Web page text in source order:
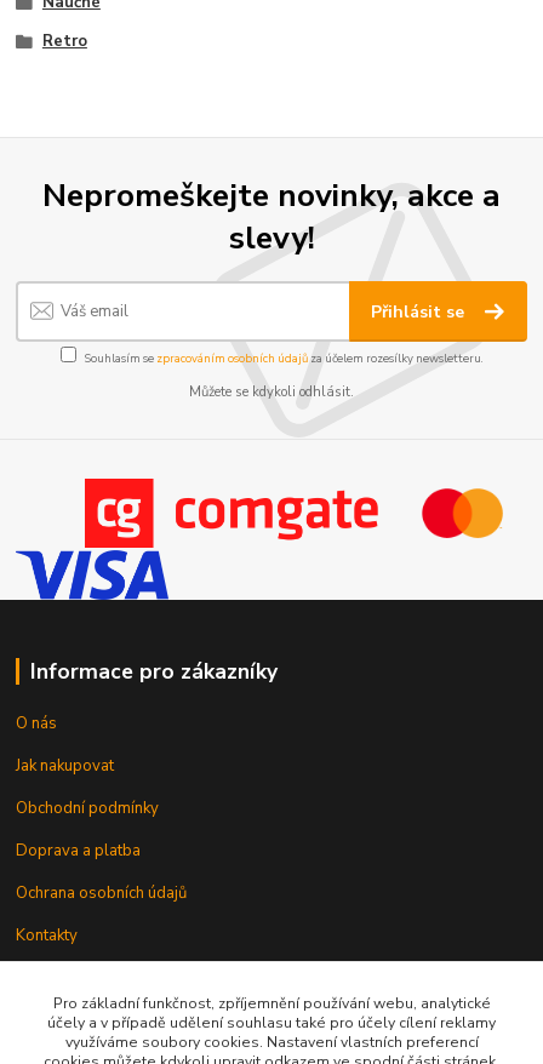
Retro
Nepromeškejte novinky, akce a
slevy!
Přihlásit se
Souhlasím se zpracováním osobních údajůza účelem rozesílky newsletteru.
Můžete se kdykoli odhlásit.
Informace pro zákazníky
O nás
Jak nakupovat
Obchodní podmínky
Doprava a platba
Ochrana osobních údajů
Kontakty
Pro základní funkčnost, zpříjemnění používání webu, analytické
účely a v případě udělení souhlasu také pro účely cílení reklamy
využíváme soubory cookies. Nastavení vlastních preferencí